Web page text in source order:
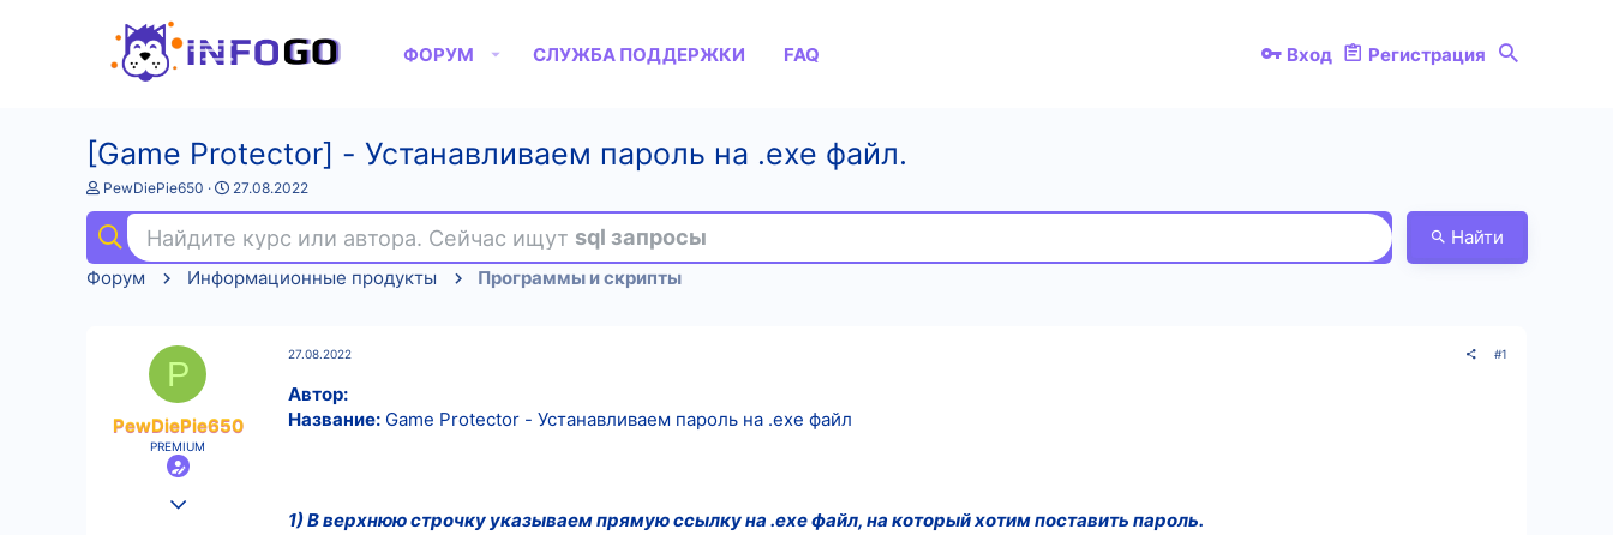
ФОРУМ СЛУЖБА ПОДДЕРЖКИ FAQ Вход Регистрация
[Game Protector] - Устанавливаем пароль на .exe файл.
А
т
о
р
т
PewDiePie650
Д
а
н
а
27.08.2022
Найдите курс или автора. Сейчас ищут sql запросы
Найти
Форум
Информационные продукты Программы и скрипты
P
PewDiePie650
PREMIUM
27.08.2022 #1
Автор:
Название: Game Protector - Устанавливаем пароль на .exe файл
1) В верхнюю строчку указываем прямую ссылку на .exe файл, на который хотим поставить пароль.